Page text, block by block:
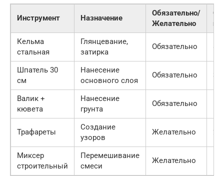
Инструмент Назначение
Обязательно/
Желательно
Кельма
стальная
Глянцевание,
затирка
Обязательно
Шпатель 30
см
Нанесение
основного слоя
Обязательно
Валик +
кювета
Нанесение
грунта
Обязательно
Трафареты
Создание
узоров
Желательно
Миксер
строительный
Перемешивание
смеси
Желательно